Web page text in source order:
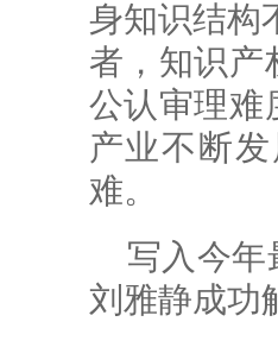
身知识结构
者，知识产
公认审理难
产业不断
难。
写入今年
刘雅静成功